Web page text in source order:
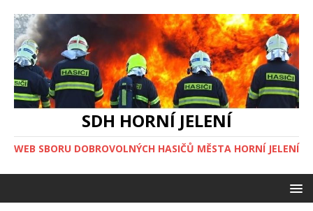
SDH HORNÍ JELENÍ
WEB SBORU DOBROVOLNÝCH HASIČŮ MĚSTA HORNÍ JELENÍ